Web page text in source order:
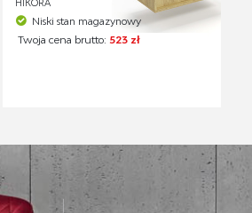
HIKORA
Niski stan magazynowy
Twoja cena brutto:523 zł